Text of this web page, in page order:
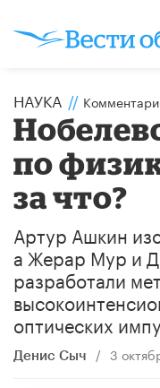
НАУКА //
по
за что?
Артур Ашкин
а Жерар Мур и
разработали
оптических
Денис Сыч / 3